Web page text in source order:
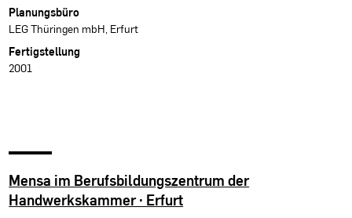
Planungsbüro
LEG Thüringen mbH, Erfurt
Fertigstellung
2001
Mensa im Berufsbildungszentrum der
Handwerkskammer · Erfurt